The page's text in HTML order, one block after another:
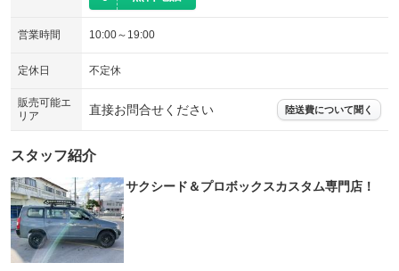
シートエアコン
：装備なし
サイドカメラ
：装備なし
エアサスペンション
：装備なし
装備略号／用語解説
営業時間 10:00～19:00
定休日 不定休
販売可能エ
リア
直接お問合せください 陸送費について聞く
スタッフ紹介
サクシード＆プロボックスカスタム専門店！